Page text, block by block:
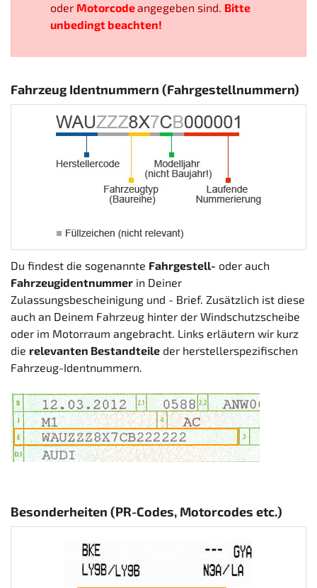
oder Motorcodeangegeben sind. Bitte
unbedingt beachten!
Fahrzeug Identnummern (Fahrgestellnummern)
Du findest die sogenannte Fahrgestell- oder auch
Fahrzeugidentnummer in Deiner
Zulassungsbescheinigung und - Brief. Zusätzlich ist diese
auch an Deinem Fahrzeug hinter der Windschutzscheibe
oder im Motorraum angebracht. Links erläutern wir kurz
die relevanten Bestandteile der herstellerspezifischen
Fahrzeug-Identnummern.
Besonderheiten (PR-Codes, Motorcodes etc.)